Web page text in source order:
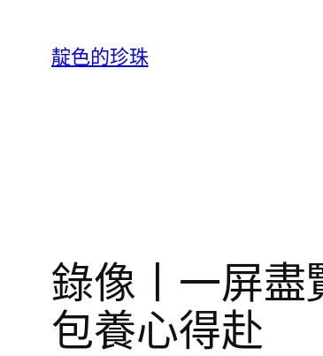
靛色的珍珠
錄像丨一屏盡
包養心得赴